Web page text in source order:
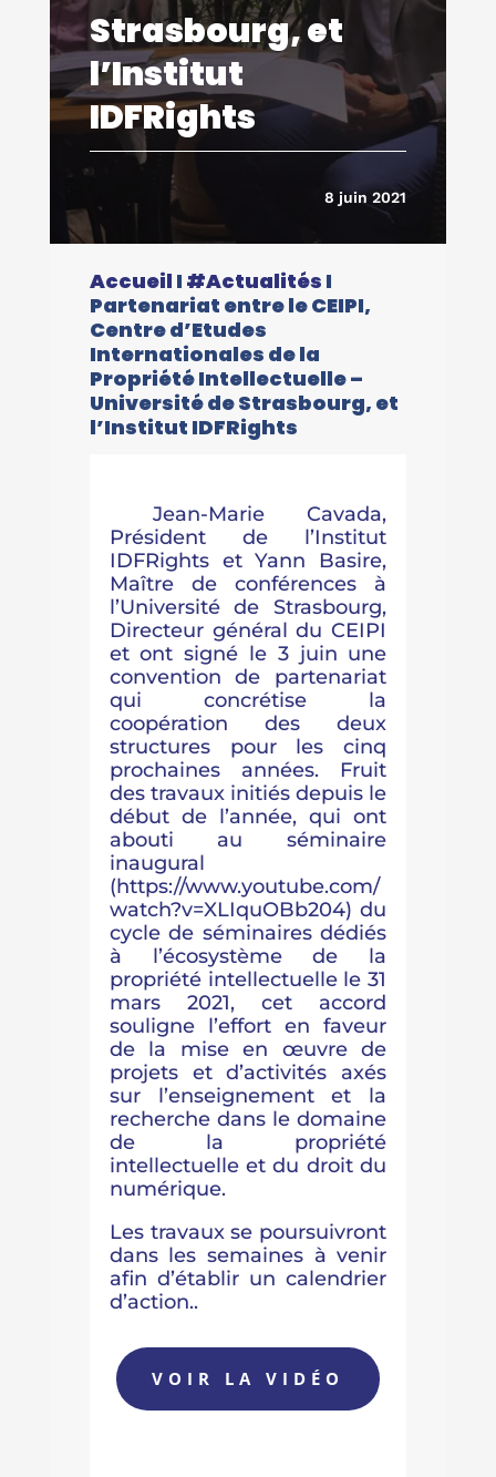
Strasbourg, et
l’Institut
IDFRights
8 juin 2021
Accueil I #Actualités I
Partenariat entre le CEIPI,
Centre d’Etudes
Internationales de la
Propriété Intellectuelle –
Université de Strasbourg, et
l’Institut IDFRights
Jean-Marie Cavada,
Président de l’Institut
IDFRights et Yann Basire,
Maître de conférences à
l’Université de Strasbourg,
Directeur général du CEIPI
et ont signé le 3 juin une
convention de partenariat
qui concrétise la
coopération des deux
structures pour les cinq
prochaines années. Fruit
des travaux initiés depuis le
début de l’année, qui ont
abouti au séminaire
inaugural
(https://www.youtube.com/
watch?v=XLIquOBb204) du
cycle de séminaires dédiés
à l’écosystème de la
propriété intellectuelle le 31
mars 2021, cet accord
souligne l’effort en faveur
de la mise en œuvre de
projets et d’activités axés
sur l’enseignement et la
recherche dans le domaine
de la propriété
intellectuelle et du droit du
numérique.
Les travaux se poursuivront
dans les semaines à venir
afin d’établir un calendrier
d’action..
VOIR LA VIDÉO